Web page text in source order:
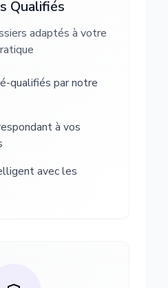
Qualifiés
adaptés à votre
qualifiés par notre
à vos
avec les